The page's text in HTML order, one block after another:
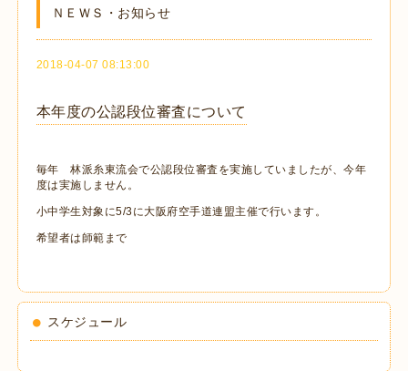
ＮＥＷＳ・お知らせ
2018-04-07 08:13:00
本年度の公認段位審査について
毎年 林派糸東流会で公認段位審査を実施していましたが、今年
度は実施しません。
小中学生対象に5/3に大阪府空手道連盟主催で行います。
希望者は師範まで
スケジュール